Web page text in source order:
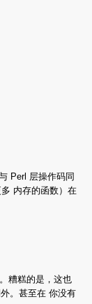
Perl 层操作码同
内存的函数）在
糟糕的是，这也
。甚至在 你没有